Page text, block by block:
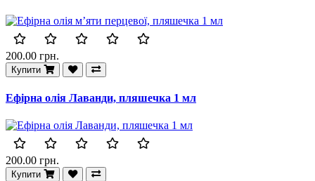
200.00 грн.
Купити
Ефірна олія Лаванди, пляшечка 1 мл
200.00 грн.
Купити